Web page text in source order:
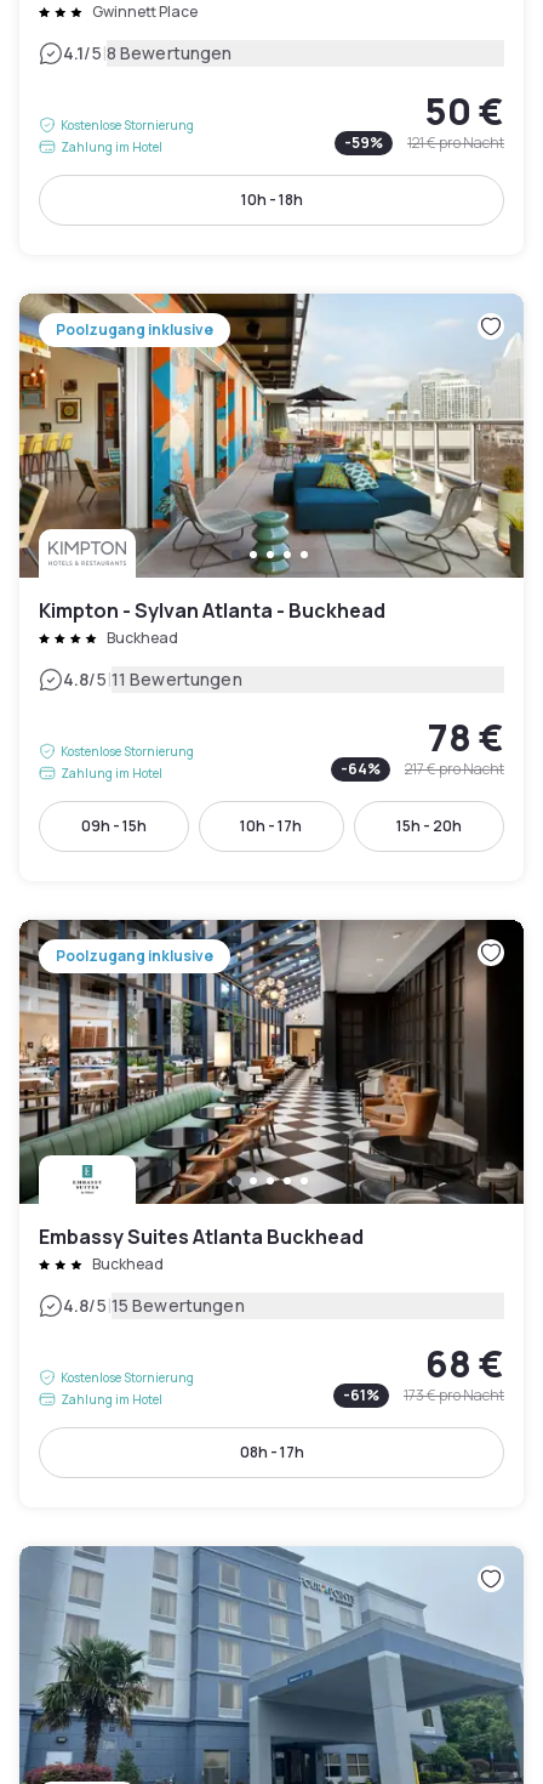
Gwinnett Place
4.1/5|8 Bewertungen
Kostenlose Stornierung
Zahlung im Hotel
50 €
-59% 121 €pro Nacht
10h - 18h
Poolzugang inklusive
Kimpton - Sylvan Atlanta - Buckhead
Buckhead
4.8/5|11 Bewertungen
Kostenlose Stornierung
Zahlung im Hotel
78 €
-64% 217 €pro Nacht
09h - 15h 10h - 17h 15h - 20h
Poolzugang inklusive
Embassy Suites Atlanta Buckhead
Buckhead
4.8/5|15 Bewertungen
Kostenlose Stornierung
Zahlung im Hotel
68 €
-61% 173 €pro Nacht
08h - 17h